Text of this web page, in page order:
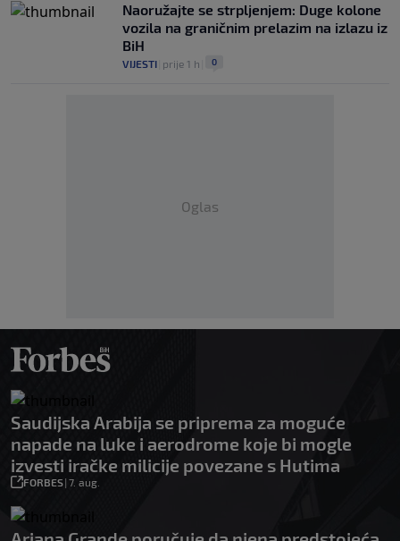
Naoružajte se strpljenjem: Duge kolone
vozila na graničnim prelazim na izlazu iz
BiH
VIJESTI prije 1 h 0
Oglas
Saudijska Arabija se priprema za moguće
napade na luke i aerodrome koje bi mogle
izvesti iračke milicije povezane s Hutima
FORBES| 7. aug.